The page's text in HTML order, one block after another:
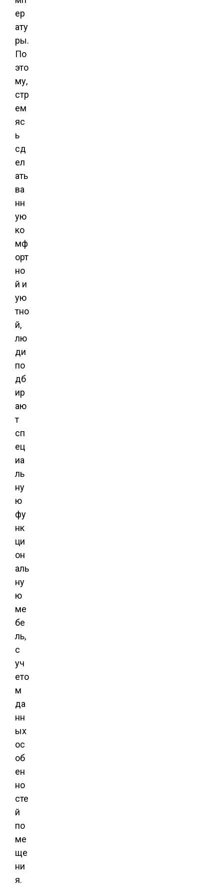
ер
ату
ры.
По
это
му,
стр
ем
яс
ь
сд
ел
ать
ва
нн
ую
ко
мф
орт
но
й и
ую
тно
й,
лю
ди
по
дб
ир
аю
т
сп
ец
иа
ль
ну
ю
фу
нк
ци
он
аль
ну
ю
ме
бе
ль,
с
уч
ето
м
да
нн
ых
ос
об
ен
но
сте
й
по
ме
ще
ни
я.